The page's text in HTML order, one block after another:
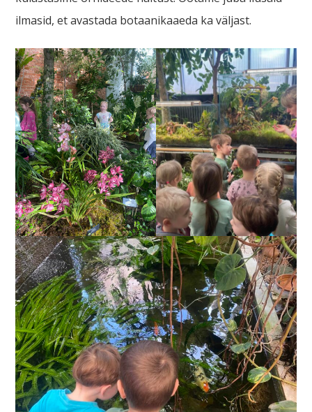
ilmasid, et avastada botaanikaaeda ka väljast.